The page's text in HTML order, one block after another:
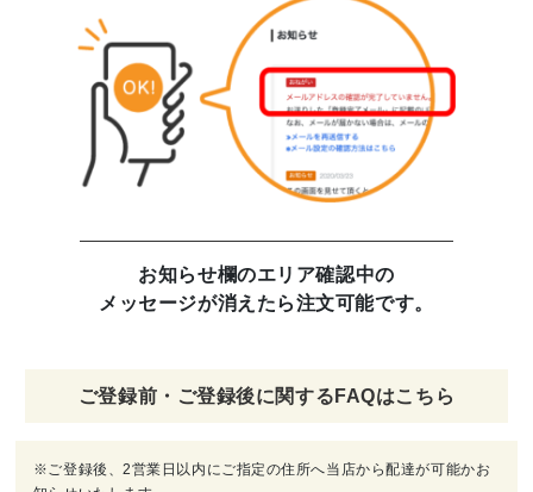
お知らせ欄のエリア確認中の
メッセージが消えたら注文可能です。
ご登録前・ご登録後に関するFAQはこちら
※ご登録後、2営業日以内にご指定の住所へ当店から配達が可能かお